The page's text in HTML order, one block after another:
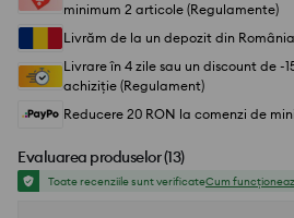
minimum 2 articole (Regulamente)
Livrăm de la un depozit din România
Livrare în 4 zile sau un discount de -
achiziție (Regulament)
Reducere 20 RON la comenzi de
Evaluarea produselor(13)
Toate recenziile sunt verificateCum